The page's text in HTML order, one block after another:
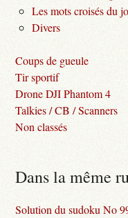
Les mots croisés du
Divers
Coups de gueule
Tir sportif
Drone DJI Phantom 4
Talkies / CB / Scanners
Non classés
Dans la même
Solution du sudoku No